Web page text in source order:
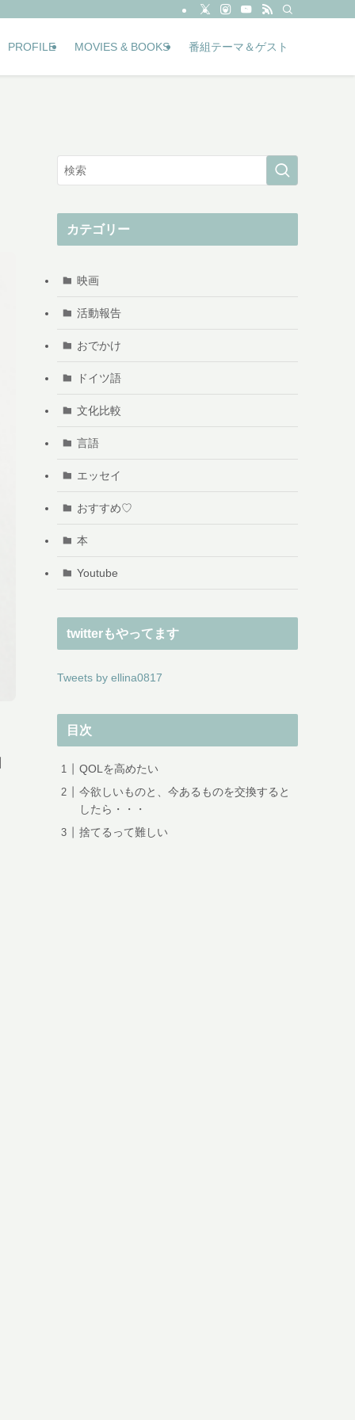
PROFILE MOVIES & BOOKS 番組テーマ＆ゲスト
カテゴリー
映画
活動報告
おでかけ
ドイツ語
文化比較
言語
エッセイ
おすすめ♡
本
Youtube
twitterもやってます
Tweets by ellina0817
目次
QOLを高めたい
今欲しいものと、今あるものを交換すると
したら・・・
捨てるって難しい